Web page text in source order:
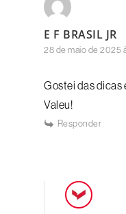
E F BRASIL JR
28 de maio de 2025
Gostei das dicas
Valeu!
Responder